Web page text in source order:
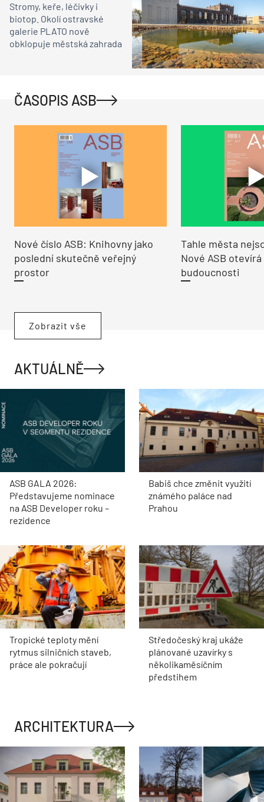
Stromy, keře, léčivky i
biotop. Okolí ostravské
galerie PLATO nově
obklopuje městská zahrada
ČASOPIS ASB
Nové číslo ASB: Knihovny jako
poslední skutečně veřejný
prostor
Tahle města
Nové ASB
budoucnosti
Zobrazit vše
AKTUÁLNĚ
ASB GALA 2026:
Představujeme nominace
na ASB Developer roku –
rezidence
Babiš chce změnit využití
známého paláce nad
Prahou
Tropické teploty mění
rytmus silničních staveb,
práce ale pokračují
Středočeský kraj ukáže
plánované uzavírky s
několikaměsíčním
předstihem
ARCHITEKTURA